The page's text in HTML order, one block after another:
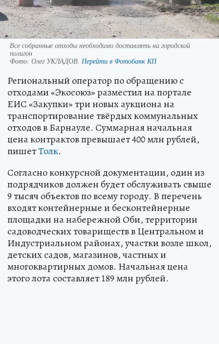
Все собранные отходы необходимо доставлять на городской
полигон
Фото: Олег УКЛАДОВ. Перейти в Фотобанк КП
Региональный оператор по обращению с
отходами «Экосоюз» разместил на портале
ЕИС «Закупки» три новых аукциона на
транспортирование твёрдых коммунальных
отходов в Барнауле. Суммарная начальная
цена контрактов превышает 400 млн рублей,
пишетТолк.
Согласно конкурсной документации, один из
подрядчиков должен будет обслуживать свыше
9 тысяч объектов по всему городу. В перечень
входят контейнерные и бесконтейнерные
площадки на набережной Оби, территории
садоводческих товариществ в Центральном и
Индустриальном районах, участки возле школ,
детских садов, магазинов, частных и
многоквартирных домов. Начальная цена
этого лота составляет 189 млн рублей.